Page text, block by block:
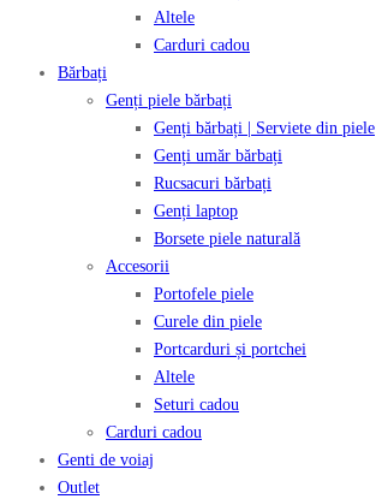
Altele
Carduri cadou
Bărbați
Genți piele bărbați
Genți bărbați | Serviete din piele
Genți umăr bărbați
Rucsacuri bărbați
Genți laptop
Borsete piele naturală
Accesorii
Portofele piele
Curele din piele
Portcarduri și portchei
Altele
Seturi cadou
Carduri cadou
Genti de voiaj
Outlet